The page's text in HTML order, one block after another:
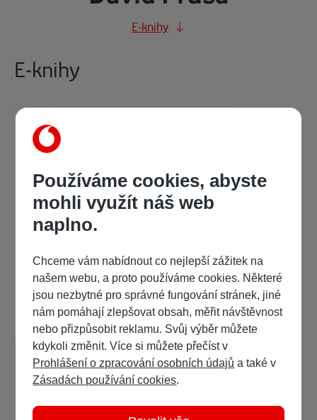
E-knihy
E-knihy
David Průša
Orchideje České republiky
399 Kč/ 639 bodů
Detail Ukázka:
Používáme cookies, abyste
mohli využít náš web
naplno.
Chceme vám nabídnout co nejlepší zážitek na
našem webu, a proto používáme cookies. Některé
jsou nezbytné pro správné fungování stránek, jiné
nám pomáhají zlepšovat obsah, měřit návštěvnost
nebo přizpůsobit reklamu. Svůj výběr můžete
kdykoli změnit. Více si můžete přečíst v
Prohlášení o zpracování osobních údajů a také v
Zásadách používání cookies.